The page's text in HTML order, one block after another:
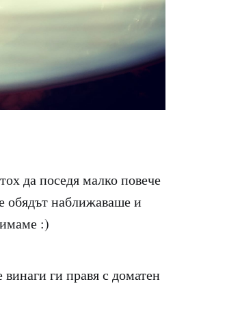
да поседя малко повече
обядът наближаваше и
:)
ги правя с доматен